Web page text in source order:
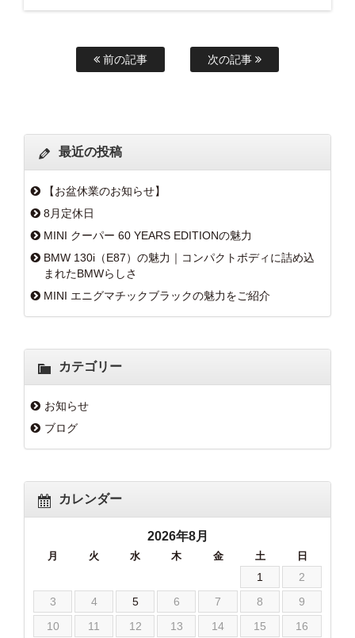
前の記事 次の記事
最近の投稿
【お盆休業のお知らせ】
8月定休日
MINI クーパー 60 YEARS EDITIONの魅力
BMW 130i（E87）の魅力｜コンパクトボディに詰め込
まれたBMWらしさ
MINI エニグマチックブラックの魅力をご紹介
カテゴリー
お知らせ
ブログ
カレンダー
2026年8月
月 火 水 木 金 土 日
1
2
3
4 5 6 7 8
9
10
11 12 13 14 15
16